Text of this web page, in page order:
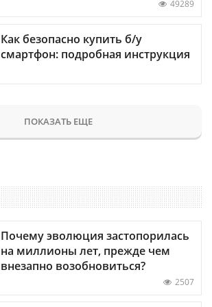
49289
Как безопасно купить б/у
смартфон: подробная инструкция
ПОКАЗАТЬ ЕЩЕ
Почему эволюция застопорилась
на миллионы лет, прежде чем
внезапно возобновиться?
2507